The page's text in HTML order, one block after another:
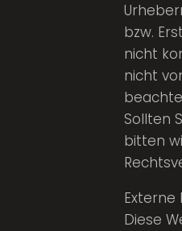
bzw.
nicht
nicht
Sollten
bitten
Externe
Diese